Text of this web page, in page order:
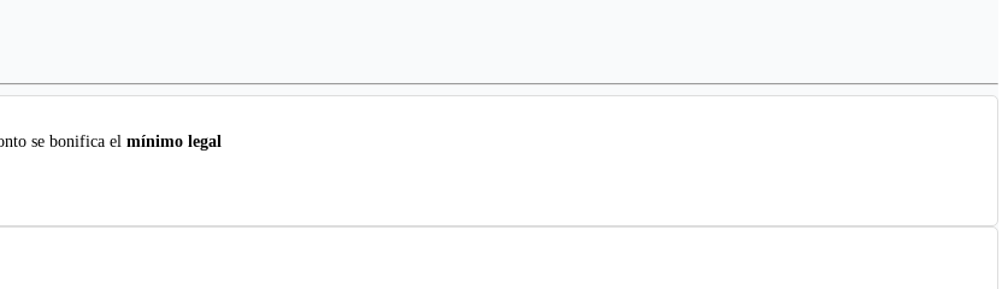
se bonifica el mínimo legal